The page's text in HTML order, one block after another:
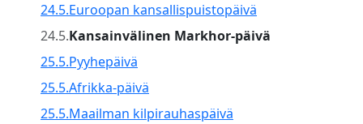
24.5.Euroopan kansallispuistopäivä
24.5.Kansainvälinen Markhor-päivä
25.5.Pyyhepäivä
25.5.Afrikka-päivä
25.5.Maailman kilpirauhaspäivä